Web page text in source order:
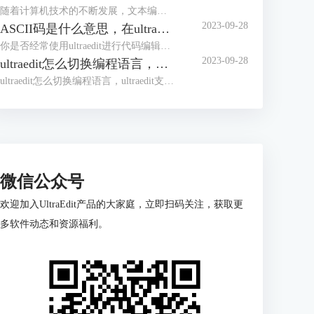
随着计算机技术的不断发展，文本编辑器成为程序员和开发人员的得力助手。而UltraEdit（UE）作为其中的佼佼者，为用户提供了丰富的功能和强大的工程项目管理能力。本文将深入探讨如何在UltraEdit中新建工程项目，以及UE如何高效管理工程项目文件。让我们一起来学习，为你的项目管理提供更多便捷和效率。
ASCII码是什么意思，在ultraedit如何找到ASCII码
你是否经常使用ultraedit进行代码编辑？或者你是否对“ASCII码是什么意思，在ultraedit如何找到ASCII码”这个问题产生过疑惑？本文将一一解答你的疑问，教你如何更高效地在ultraedit和UE编辑器中使用ASCII码。
2023-09-28
ultraedit怎么切换编程语言，ultraedit支持哪些编程语言
ultraedit怎么切换编程语言，ultraedit支持哪些编程语言——这不仅是新手经常提出的问题，也是许多编程老鸟都关心的话题。在本篇文章中，我们将一探究竟。
2023-09-28
微信公众号
欢迎加入UltraEdit产品的大家庭，立即扫码关注，获取更
多软件动态和资源福利。